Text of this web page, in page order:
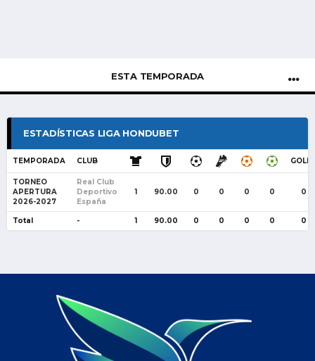
ESTA TEMPORADA
ESTADÍSTICAS LIGA HONDUBET
TEMPORADA CLUB
TORNEO
APERTURA
2026-2027
Real Club
Deportivo
España
1 90.00 0 0 0 0 0
Total - 1 90.00 0 0 0 0 0